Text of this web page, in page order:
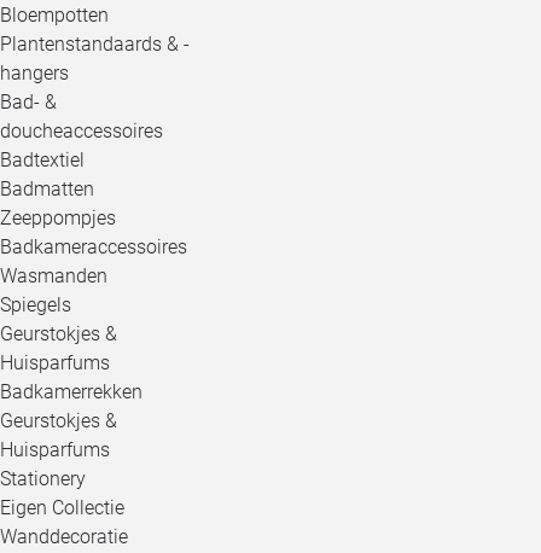
Bloempotten
Plantenstandaards & -
hangers
Bad- &
doucheaccessoires
Badtextiel
Badmatten
Zeeppompjes
Badkameraccessoires
Wasmanden
Spiegels
Geurstokjes &
Huisparfums
Badkamerrekken
Geurstokjes &
Huisparfums
Stationery
Eigen Collectie
Wanddecoratie